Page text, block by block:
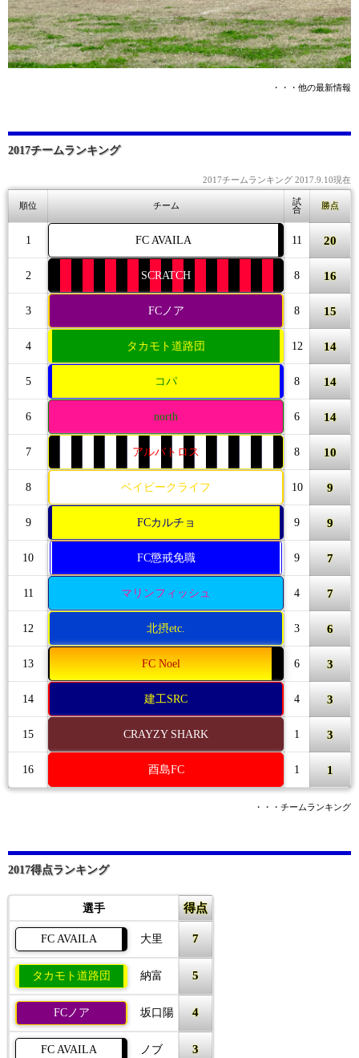
・・・他の最新情報
2017チームランキング
2017チームランキング 2017.9.10現在
順位 チーム
試
合
勝点
1 FC AVAILA 11 20
2 SCRATCH 8 16
3 FCノア 8 15
4 タカモト道路団 12 14
5 コパ 8 14
6 north 6 14
7 アルバトロス 8 10
8 ベイビークライフ 10 9
9 FCカルチョ 9 9
10 FC懲戒免職 9 7
11 マリンフィッシュ 4 7
12 北摂etc. 3 6
13 FC Noel 6 3
14 建工SRC 4 3
15 CRAYZY SHARK 1 3
16 酉島FC 1 1
・・・チームランキング
2017得点ランキング
選手 得点
FC AVAILA 大里 7
タカモト道路団 納富 5
FCノア 坂口陽 4
FC AVAILA ノブ 3